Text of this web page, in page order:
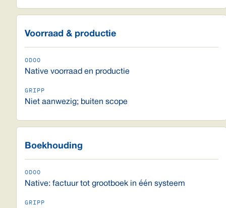
Voorraad & productie
Native voorraad en productie
Niet aanwezig; buiten scope
Boekhouding
Native: factuur tot grootboek in één systeem